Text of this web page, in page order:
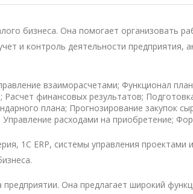
бизнеса. Она помогает организовать
и контроль деятельности предприятия,
взаиморасчетами; Функционал
финансовых результатов;
плана; Прогнозирование закупок
расходами на приобретение;
1С ERP, системы управления проектами
Она предлагает широкий